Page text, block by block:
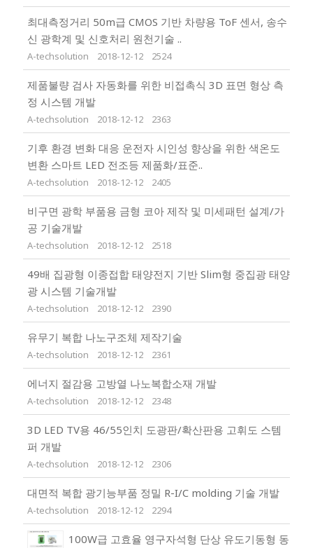
최대측정거리 50m급 CMOS 기반 차량용 ToF 센서, 송수
신 광학계 및 신호처리 원천기술 ..
A-techsolution 2018-12-12 2524
제품불량 검사 자동화를 위한 비접촉식 3D 표면 형상 측
정 시스템 개발
A-techsolution 2018-12-12 2363
기후 환경 변화 대응 운전자 시인성 향상을 위한 색온도
변환 스마트 LED 전조등 제품화/표준..
A-techsolution 2018-12-12 2405
비구면 광학 부품용 금형 코아 제작 및 미세패턴 설계/가
공 기술개발
A-techsolution 2018-12-12 2518
49배 집광형 이종접합 태양전지 기반 Slim형 중집광 태양
광 시스템 기술개발
A-techsolution 2018-12-12 2390
유무기 복합 나노구조체 제작기술
A-techsolution 2018-12-12 2361
에너지 절감용 고방열 나노복합소재 개발
A-techsolution 2018-12-12 2348
3D LED TV용 46/55인치 도광판/확산판용 고휘도 스템
퍼 개발
A-techsolution 2018-12-12 2306
대면적 복합 광기능부품 정밀 R-I/C molding 기술 개발
A-techsolution 2018-12-12 2294
100W급 고효율 영구자석형 단상 유도기동형 동